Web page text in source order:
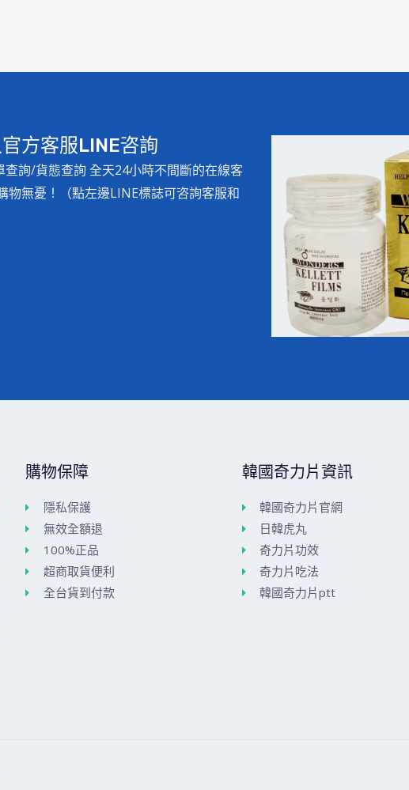
方客服LINE咨詢
詢/貨態查詢 全天24小時不間斷的在線客
物無憂！（點左邊LINE標誌可咨詢客服和
購物保障
隱私保護
無效全額退
100%正品
超商取貨便利
全台貨到付款
韓國奇力片資訊
韓國奇力片官網
日韓虎丸
奇力片功效
奇力片吃法
韓國奇力片ptt